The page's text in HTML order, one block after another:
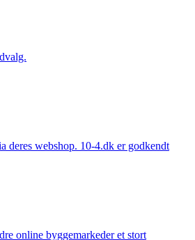
webshop. 10-4.dk er godkendt
online byggemarkeder et stort